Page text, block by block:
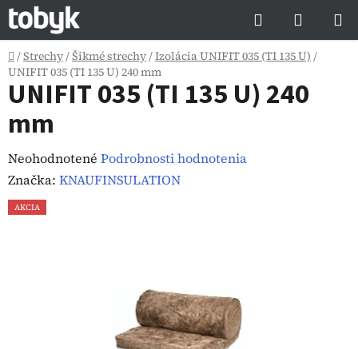
Prejsť
na
obsah
Hľadať
KOŠÍK
Domov
/Strechy/Šikmé strechy/Izolácia UNIFIT 035 (TI 135 U) /
UNIFIT 035 (TI 135 U) 240 mm
UNIFIT 035 (TI 135 U) 240
mm
Priemerné
hodnotenie
produktu
Neohodnotené Podrobnosti hodnotenia
Značka: KNAUFINSULATION
AKCIA